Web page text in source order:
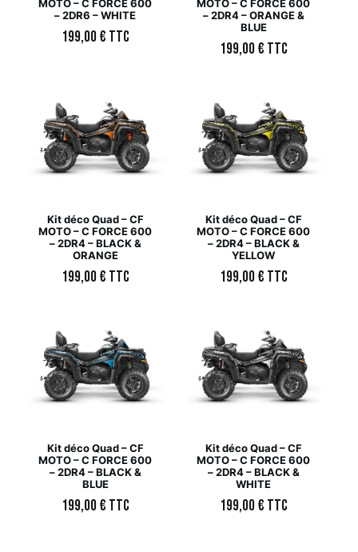
MOTO – C FORCE 600
– 2DR6 – WHITE
199,00€ TTC
MOTO – C FORCE 600
– 2DR4 – ORANGE &
BLUE
199,00€ TTC
Kit déco Quad – CF
MOTO – C FORCE 600
– 2DR4 – BLACK &
ORANGE
199,00€ TTC
Kit déco Quad – CF
MOTO – C FORCE 600
– 2DR4 – BLACK &
YELLOW
199,00€ TTC
Kit déco Quad – CF
MOTO – C FORCE 600
– 2DR4 – BLACK &
BLUE
199,00€ TTC
Kit déco Quad – CF
MOTO – C FORCE 600
– 2DR4 – BLACK &
WHITE
199,00€ TTC